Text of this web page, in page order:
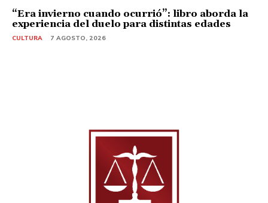
“Era invierno cuando ocurrió”: libro aborda la
experiencia del duelo para distintas edades
CULTURA 7 AGOSTO, 2026